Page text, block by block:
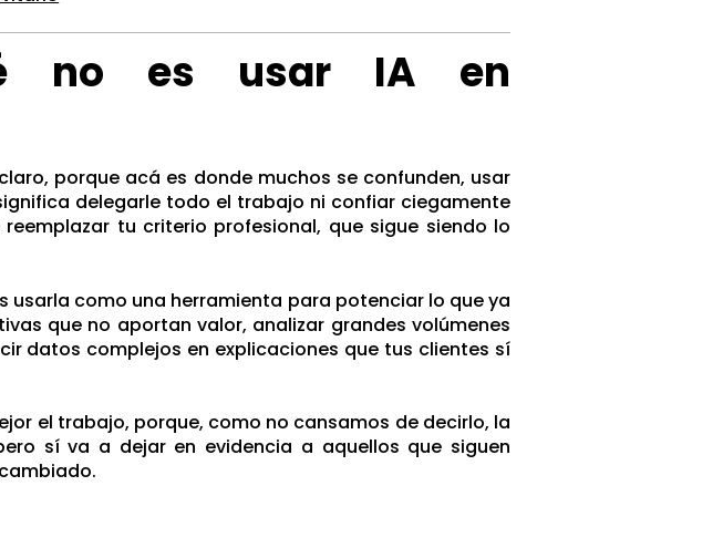
no es usar IA en
porque acá es donde muchos se confunden, usar
delegarle todo el trabajo ni confiar ciegamente
tu criterio profesional, que sigue siendo lo
usarla como una herramienta para potenciar lo que ya
que no aportan valor, analizar grandes volúmenes
datos complejos en explicaciones que tus clientes sí
el trabajo, porque, como no cansamos de decirlo, la
sí va a dejar en evidencia a aquellos que siguen